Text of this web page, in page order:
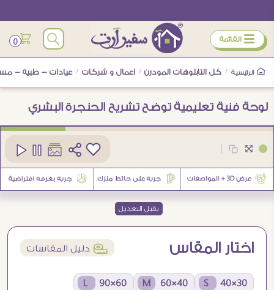
ÿ القائمة 0
الرئيسية / كل التابلوهات المودرن / اعمال و شركات / عيادات - طبيه -
لوحة فنية تعليمية توضح تشريح الحنجرة البشري
كودSA107091
يقبل التعديل
اختار المقاس í دليل المقاسات
30×40 S
40×60 M
60×90 L